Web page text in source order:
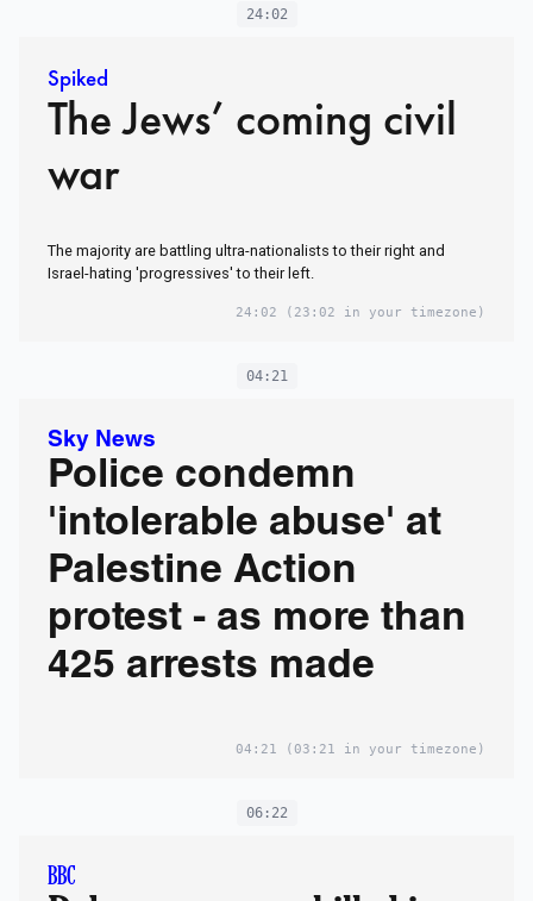
24:02
Spiked
The Jews’ coming civil
war
The majority are battling ultra-nationalists to their right and
Israel-hating 'progressives' to their left.
24:02 (23:02 in your timezone)
04:21
Sky News
Police condemn
'intolerable abuse' at
Palestine Action
protest - as more than
425 arrests made
04:21 (03:21 in your timezone)
06:22
BBC